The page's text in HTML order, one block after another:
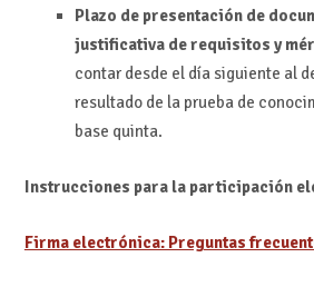
Plazo de presentación de
justificativa de requisitos y m
contar desde el día siguiente al
resultado de la prueba de
base quinta.
Instrucciones para la participación
Firma electrónica: Preguntas